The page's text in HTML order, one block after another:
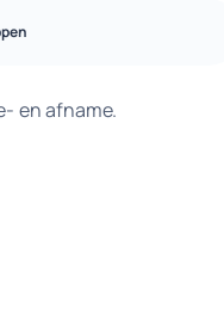
en afname.